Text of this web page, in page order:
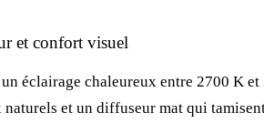
et confort visuel
éclairage chaleureux entre 2700 K
naturels et un diffuseur mat qui